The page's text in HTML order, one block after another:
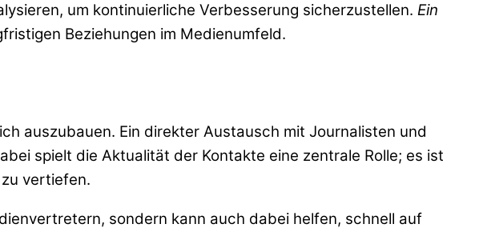
um kontinuierliche Verbesserung sicherzustellen. Ein
Beziehungen im Medienumfeld.
auszubauen. Ein direkter Austausch mit Journalisten und
spielt die Aktualität der Kontakte eine zentrale Rolle; es ist
vertiefen.
sondern kann auch dabei helfen, schnell auf